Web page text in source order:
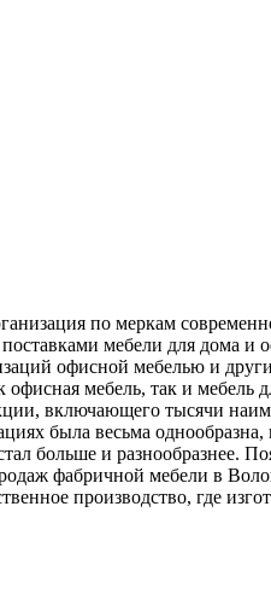
по меркам
мебели для дома
офисной мебелью и
мебель, так и мебель
включающего тысячи
была весьма
больше и разнообразнее.
фабричной мебели в
производство, где